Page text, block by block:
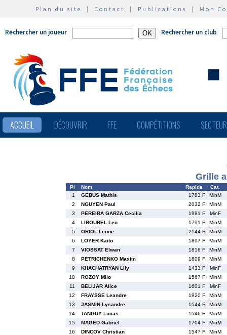
Plan du site | Contact | Publications | Mon
Rechercher un joueur Rechercher un club
ACCUEIL DÉCOUVRIR FFE COMPÉTITIONS
Grille
Pl Nom Rapide
Cat.
1
GEBUS Mathis 1783 F
MinM
2
NGUYEN Paul 2032 F
MinM
3
PEREIRA GARZA Cecilia 1981 F
MinF
4
LIBOUREL Leo 1791 F
MinM
5
ORIOL Leone 2144 F
MinM
6
LOYER Kaito 1897 F
MinM
7
VIOSSAT Elwan 1816 F
MinM
8
PETRICHENKO Maxim 1809 F
MinM
9
KHACHATRYAN Lily 1433 F
MinF
10
ROZOY Milo 1567 F
MinM
11
BELIJAR Alice 1601 F
MinF
12
FRAYSSE Leandre 1920 F
MinM
13
JASMIN Lysandre 1544 F
MinM
14
TANGUY Lucas 1546 F
MinM
15
MAGED Gabriel 1704 F
MinM
16
DINCOV Christian 1547 F
MinM